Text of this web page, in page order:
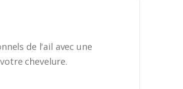
de l'ail avec une
chevelure.